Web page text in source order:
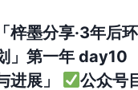
「梓墨分享·3年后
」第一年 day10
进展」
公众号